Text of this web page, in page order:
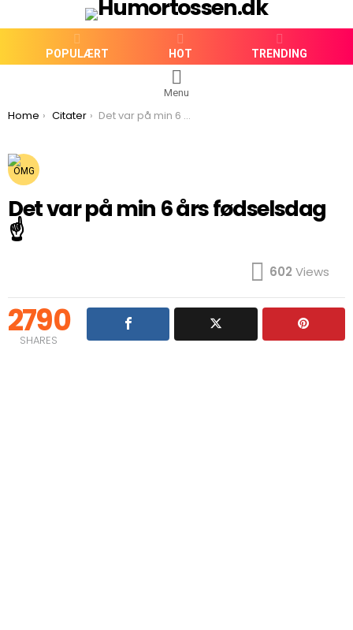
POPULÆRT HOT TRENDING
Menu
You are here:
Home Citater Det var på min 6 års fødselsdag ☝️
Det var på min 6 års fødselsdag
☝️
602 Views
2790
SHARES